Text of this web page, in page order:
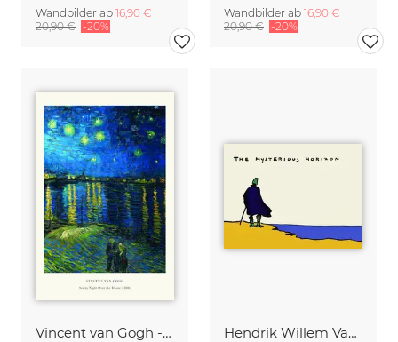
Wandbilder ab 16,90 €
20,90 € -20%
Wandbilder ab 16,90 €
20,90 € -20%
Vincent van Gogh - Sternennacht über der Rhone Hendrik Willem Van Loon: The Mysterious Horizon